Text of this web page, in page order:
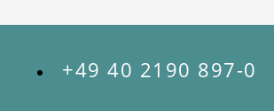
+49 40 2190 897-0